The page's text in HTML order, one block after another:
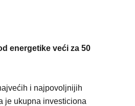
energetike veći za 50
i najpovoljnijih
je ukupna investiciona